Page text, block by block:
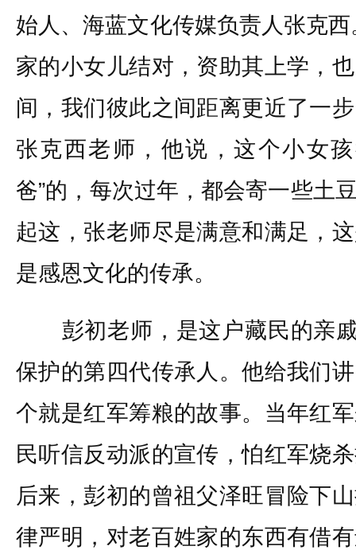
始人、海蓝文化传媒负责人张克
家的小女儿结对，资助其上学，
间，我们彼此之间距离更近了一
张克西老师，他说，这个小女
爸”的，每次过年，都会寄一些土
起这，张老师尽是满意和满足，
是感恩文化的传承。
彭初老师，是这户藏民的亲戚
保护的第四代传承人。他给我们
个就是红军筹粮的故事。当年红
民听信反动派的宣传，怕红军烧
后来，彭初的曾祖父泽旺冒险下
律严明，对老百姓家的东西有借